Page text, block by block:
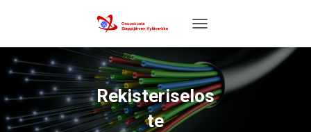
O
G
G
L
E
N
Rekisteriselos
te